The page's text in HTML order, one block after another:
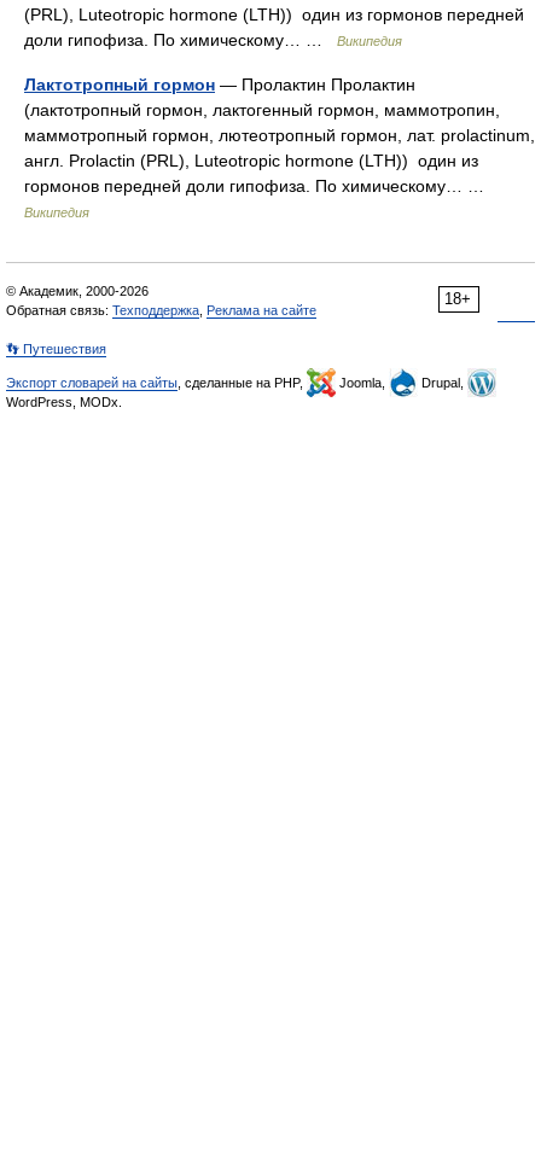
(PRL), Luteotropic hormone (LTH)) один из гормонов передней
доли гипофиза. По химическому… …
Википедия
Лактотропный гормон — Пролактин Пролактин
(лактотропный гормон, лактогенный гормон, маммотропин,
маммотропный гормон, лютеотропный гормон, лат. prolactinum,
англ. Prolactin (PRL), Luteotropic hormone (LTH)) один из
гормонов передней доли гипофиза. По химическому… …
Википедия
18+
© Академик, 2000-2026
Обратная связь: Техподдержка Реклама на сайте
👣 Путешествия
Экспорт словарей на сайты , сделанные на PHP, Joomla,
Drupal,
WordPress, MODx.